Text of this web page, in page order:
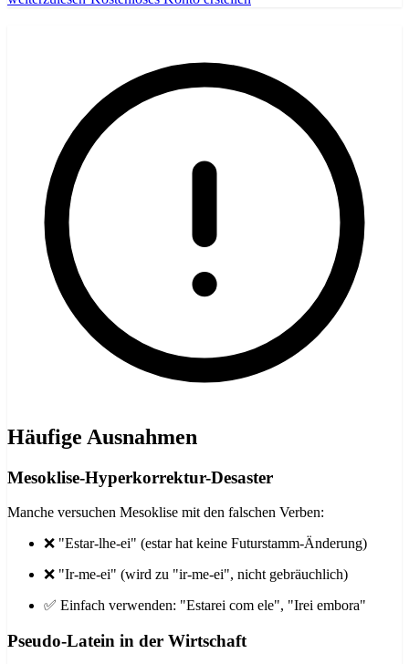
Häufige Ausnahmen
Mesoklise-Hyperkorrektur-Desaster
Manche versuchen Mesoklise mit den falschen Verben:
❌ "Estar-lhe-ei" (estar hat keine Futurstamm-Änderung)
❌ "Ir-me-ei" (wird zu "ir-me-ei", nicht gebräuchlich)
✅ Einfach verwenden: "Estarei com ele", "Irei embora"
Pseudo-Latein in der Wirtschaft